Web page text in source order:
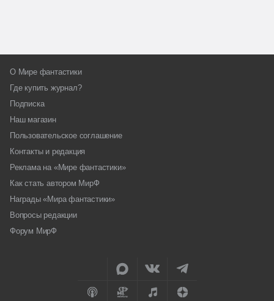
О Мире фантастики
Где купить журнал?
Подписка
Наш магазин
Пользовательское соглашение
Контакты и редакция
Реклама на «Мире фантастики»
Как стать автором МирФ
Награды «Мира фантастики»
Вопросы редакции
Форум МирФ